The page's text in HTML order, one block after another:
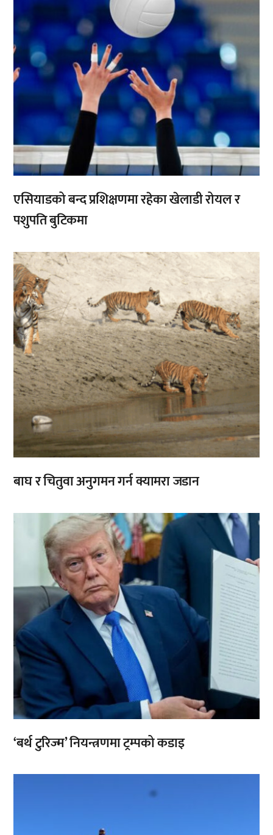
एसियाडको बन्द प्रशिक्षणमा रहेका खेलाडी रोयल र
पशुपति बुटिकमा
बाघ र चितुवा अनुगमन गर्न क्यामरा जडान
‘बर्थ टुरिज्म’ नियन्त्रणमा ट्रम्पको कडाइ